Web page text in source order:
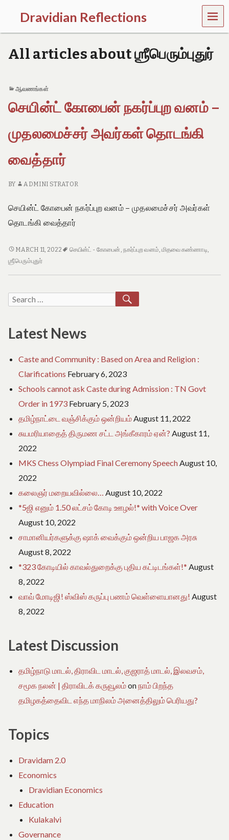
Dravidian Reflections
P
a
s
P
r
e
s
n
t
n
F
u
r
f
T
i
l
N
d
u
MEN
U
All articles about ஶ்ரீபெரும்புதுர்
ஆவணங்கள்
செயின்ட் கோபைன் நகர்ப்புற வனம் –
முதலமைச்சர் அவர்கள் தொடங்கி
வைத்தார்
BY ADMINI STRATOR
செயின்ட் கோபைன் நகர்ப்புற வனம் – முதலமைச்சர் அவர்கள்
தொடங்கி வைத்தார்
செயின்ட்
கோபைன்
–
முதலமைச்சர்
தொடங்கி
வைத்தார்
MARCH 11, 2022 செயின்ட் - கோபைன் , நகர்ப்புற வனம், மிதவை கண்ணாடி,
ஶ்ரீபெரும்புதுர்
Search
Latest News
Caste and Community : Based on Area and Religion :
Clarifications February 6, 2023
Schools cannot ask Caste during Admission : TN Govt
Order in 1973 February 5, 2023
தமிழ்நாட்டை வஞ்சிக்கும் ஒன்றியம்August 11, 2022
சுயமரியாதைத் திருமண சட்ட அங்கீகாரம் ஏன்? August 11,
2022
MKS Chess Olympiad Final Ceremony SpeechAugust 10,
2022
கலைஞர் மறையவில்லை… August 10, 2022
*5ஜி எனும் 1.50 லட்சம் கோடி ஊழல்!* with Voice Over
August 10, 2022
சாமானியர்களுக்கு ஷாக் வைக்கும் ஒன்றிய பாஜக அரசு
August 8, 2022
*323 கோடியில் காவல்துறைக்கு புதிய கட்டிடங்கள்!* August
8, 2022
வாவ் மோடிஜி! ஸ்விஸ் கருப்பு பணம் வெள்ளையானது! August
8, 2022
Latest Discussion
தமிழ்நாடு மாடல், திராவிட மாடல், குஜராத் மாடல், இலவசம்,
சமூக நலன் | திராவிடக் கருவூலம்onநாம் பிறந்த
தமிழகத்தைவிட எந்த மாநிலம் அனைத்திலும் பெரியது?
Topics
Dravidam 2.0
Economics
Dravidian Economics
Education
Kulakalvi
Governance